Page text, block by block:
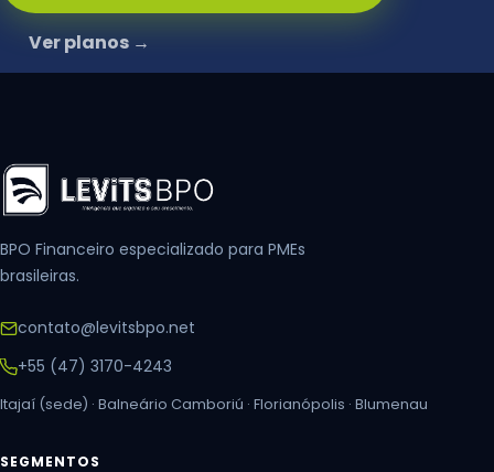
Ver planos →
BPO Financeiro especializado para PMEs
brasileiras.
contato@levitsbpo.net
+55 (47) 3170-4243
Itajaí (sede) · Balneário Camboriú · Florianópolis · Blumenau
SEGMENTOS